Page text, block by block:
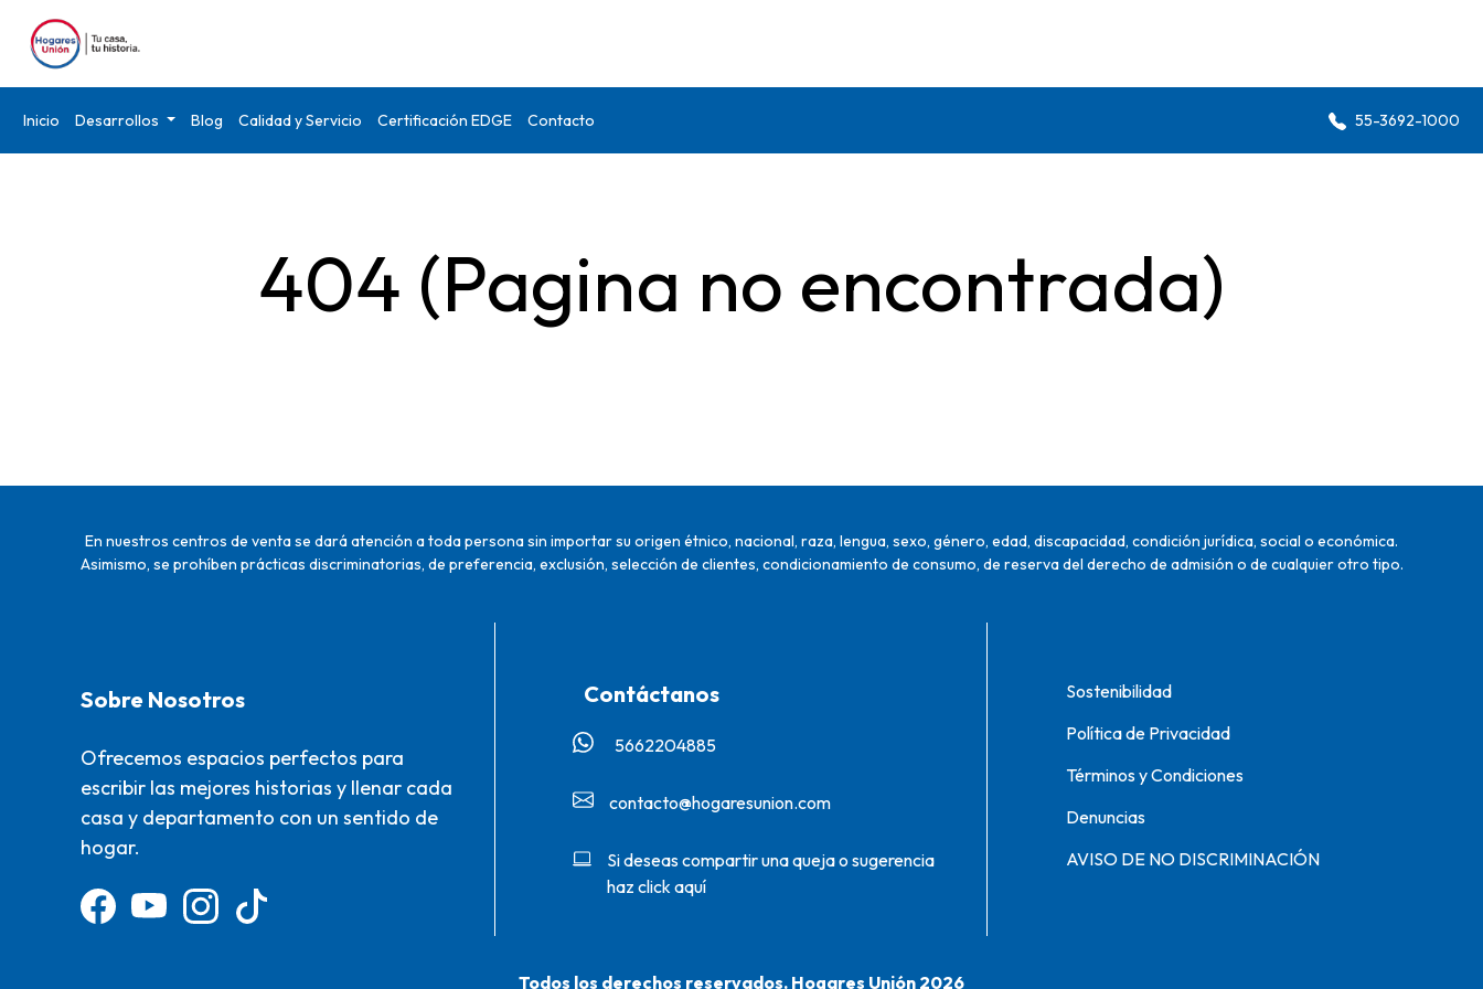
Inicio Desarrollos Blog Calidad y Servicio Certificación EDGE Contacto 55-3692-1000
404 (Pagina no encontrada)
En nuestros centros de venta se dará atención a toda persona sin importar su origen étnico, nacional, raza, lengua, sexo, género, edad, discapacidad, condición jurídica, social o económica.
Asimismo, se prohíben prácticas discriminatorias, de preferencia, exclusión, selección de clientes, condicionamiento de consumo, de reserva del derecho de admisión o de cualquier otro tipo.
Sobre Nosotros
Ofrecemos espacios perfectos para
escribir las mejores historias y llenar cada
casa y departamento con un sentido de
hogar.
Contáctanos
5662204885‬
contacto@hogaresunion.com
Si deseas compartir una queja o sugerencia
haz click aquí
Sostenibilidad
Política de Privacidad
Términos y Condiciones
Denuncias
AVISO DE NO DISCRIMINACIÓN
Todos los derechos reservados. Hogares Unión 2026